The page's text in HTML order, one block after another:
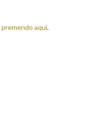
premendo aquí.